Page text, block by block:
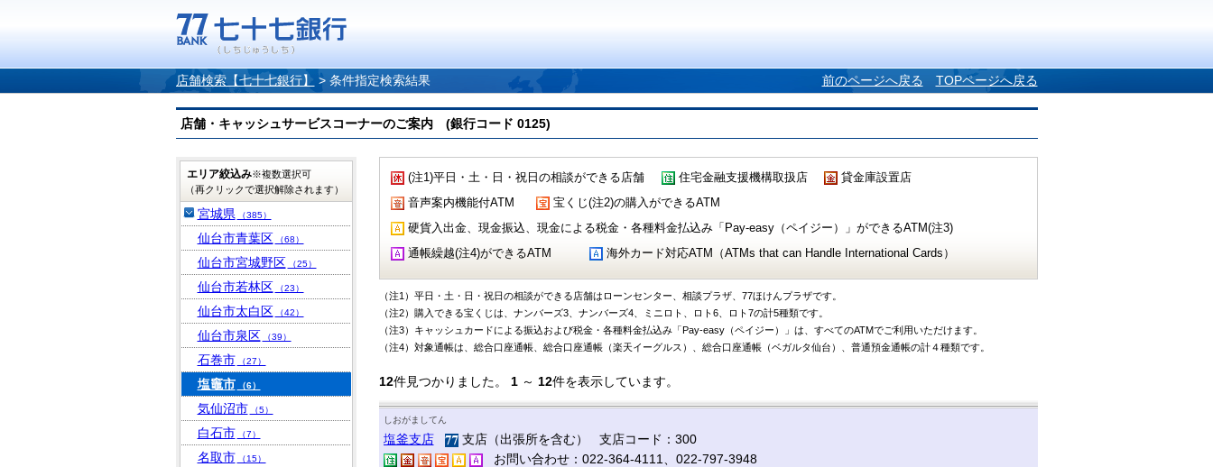
店舗検索【七十七銀行】 > 条件指定検索結果 前のページへ戻る TOPページへ戻る
店舗・キャッシュサービスコーナーのご案内 (銀行コード 0125)
(注1)平日・土・日・祝日の相談ができる店舗 住宅金融支援機構取扱店
貸金庫設置店
音声案内機能付ATM
宝くじ(注2)の購入ができるATM
硬貨入出金、現金振込、現金による税金・各種料金払込み「Pay-easy（ペイジー）」ができるATM(注3)
通帳繰越(注4)ができるATM
海外カード対応ATM（ATMs that can Handle International Cards）
（注1）平日・土・日・祝日の相談ができる店舗はローンセンター、相談プラザ、77ほけんプラザです。
（注2）購入できる宝くじは、ナンバーズ3、ナンバーズ4、ミニロト、ロト6、ロト7の計5種類です。
（注3）キャッシュカードによる振込および税金・各種料金払込み「Pay-easy（ペイジー）」は、すべてのATMでご利用いただけます。
（注4）対象通帳は、総合口座通帳、総合口座通帳（楽天イーグルス）、総合口座通帳（ベガルタ仙台）、普通預金通帳の計４種類です。
12件見つかりました。 1～ 12件を表示しています。
しおがましてん
塩釜支店
支店（出張所を含む） 支店コード：300
お問い合わせ：022-364-4111、022-797-3948
エリア絞込み※複数選択可
（再クリックで選択解除されます）
宮城県 （385）
仙台市青葉区 （68）
仙台市宮城野区 （25）
仙台市若林区 （23）
仙台市太白区 （42）
仙台市泉区 （39）
石巻市 （27）
塩竈市 （6）
気仙沼市 （5）
白石市 （7）
名取市 （15）